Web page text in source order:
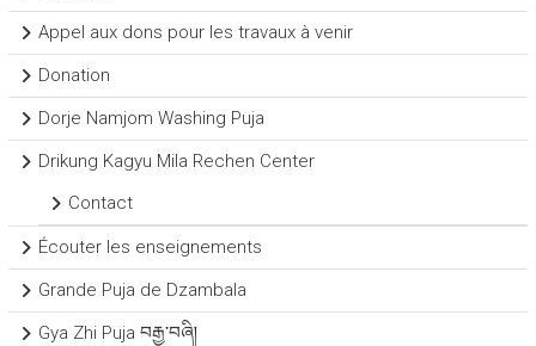
Appel aux dons pour les travaux à venir
Donation
Dorje Namjom Washing Puja
Drikung Kagyu Mila Rechen Center
Contact
Écouter les enseignements
Grande Puja de Dzambala
Gya Zhi Puja བརྒྱ་བཞི།